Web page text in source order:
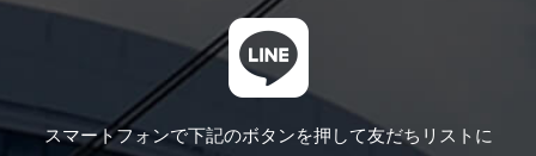
スマートフォンで下記のボタンを押して友だちリストに